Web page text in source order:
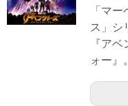
「マ
ス」シ
『ア
ォー』